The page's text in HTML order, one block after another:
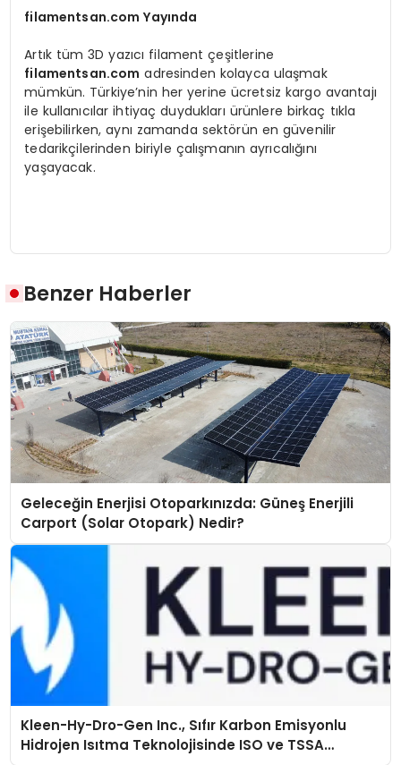
filamentsan.com Yayında
Artık tüm 3D yazıcı filament çeşitlerine
filamentsan.com adresinden kolayca ulaşmak
mümkün. Türkiye’nin her yerine ücretsiz kargo avantajı
ile kullanıcılar ihtiyaç duydukları ürünlere birkaç tıkla
erişebilirken, aynı zamanda sektörün en güvenilir
tedarikçilerinden biriyle çalışmanın ayrıcalığını
yaşayacak.
Benzer Haberler
Geleceğin Enerjisi Otoparkınızda: Güneş Enerjili
Carport (Solar Otopark) Nedir?
Kleen-Hy-Dro-Gen Inc., Sıfır Karbon Emisyonlu
Hidrojen Isıtma Teknolojisinde ISO ve TSSA